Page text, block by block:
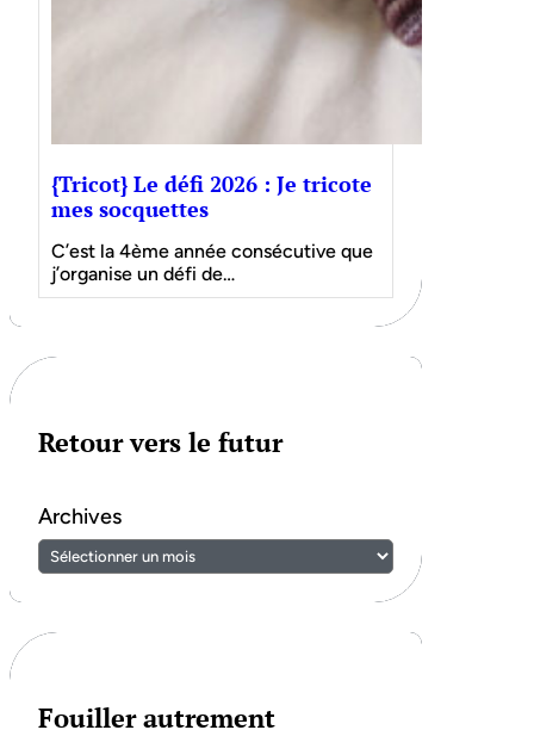
{Tricot} Le défi 2026 : Je tricote
mes socquettes
C’est la 4ème année consécutive que
j’organise un défi de…
Retour vers le futur
Archives
Fouiller autrement